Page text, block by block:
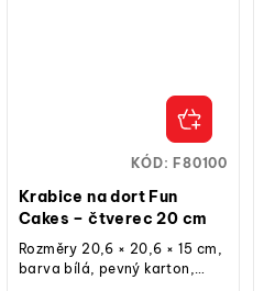
Krabice na dort Fun
Cakes – čtverec 20 cm
Rozměry 20,6 × 20,6 × 15 cm,
barva bílá, pevný karton,
KÓD: F80100